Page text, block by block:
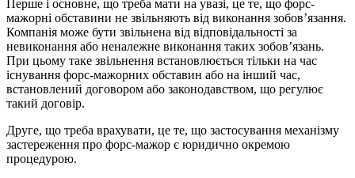
Перше і основне, що треба мати на увазі, це те, що форс-
мажорні обставини не звільняють від виконання зобов’язання.
Компанія може бути звільнена від відповідальності за
невиконання або неналежне виконання таких зобов’язань.
При цьому таке звільнення встановлюється тільки на час
існування форс-мажорних обставин або на інший час,
встановлений договором або законодавством, що регулює
такий договір.
Друге, що треба врахувати, це те, що застосування механізму
застереження про форс-мажор є юридично окремою
процедурою.